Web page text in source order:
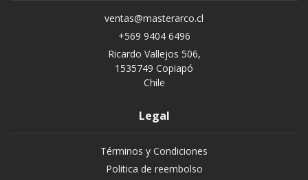
ventas@masterarco.cl
+569 9404 6496
Ricardo Vallejos 506,
1535749 Copiapó
Chile
Legal
Términos y Condiciones
Politica de reembolso